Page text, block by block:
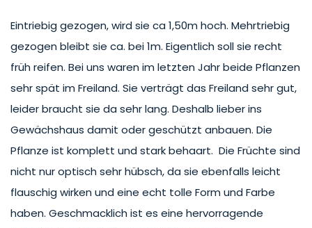
Eintriebig gezogen, wird sie ca 1,50m hoch. Mehrtriebig
gezogen bleibt sie ca. bei 1m. Eigentlich soll sie recht
früh reifen. Bei uns waren im letzten Jahr beide Pflanzen
sehr spät im Freiland. Sie verträgt das Freiland sehr gut,
leider braucht sie da sehr lang. Deshalb lieber ins
Gewächshaus damit oder geschützt anbauen. Die
Pflanze ist komplett und stark behaart. Die Früchte sind
nicht nur optisch sehr hübsch, da sie ebenfalls leicht
flauschig wirken und eine echt tolle Form und Farbe
haben. Geschmacklich ist es eine hervorragende